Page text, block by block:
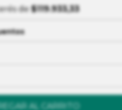
de$119.933,33
AL CARRITO